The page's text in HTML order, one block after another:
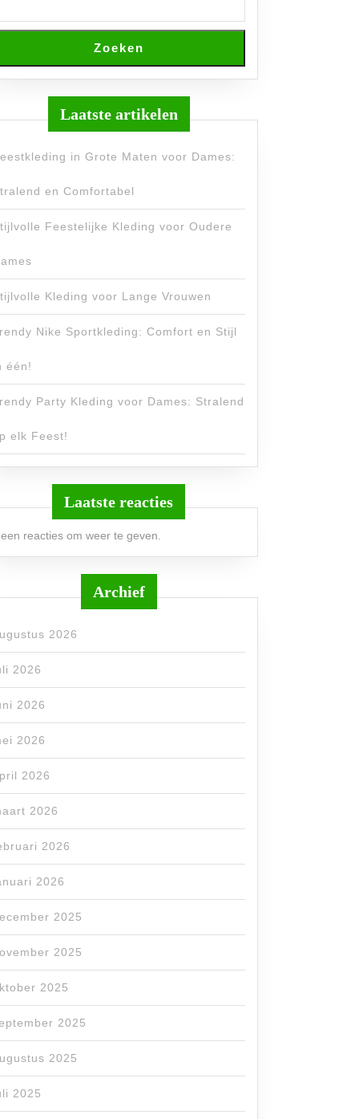
Zoeken
Laatste artikelen
in Grote Maten voor Dames:
en Comfortabel
Feestelijke Kleding voor Oudere
Kleding voor Lange Vrouwen
Nike Sportkleding: Comfort en Stijl
één!
Party Kleding voor Dames: Stralend
elk Feest!
Laatste reacties
reacties om weer te geven.
Archief
2026
2026
2026
2026
2026
2026
2026
2026
2025
2025
2025
2025
2025
2025